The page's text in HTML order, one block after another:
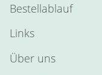
Bestellablauf
Links
Über uns